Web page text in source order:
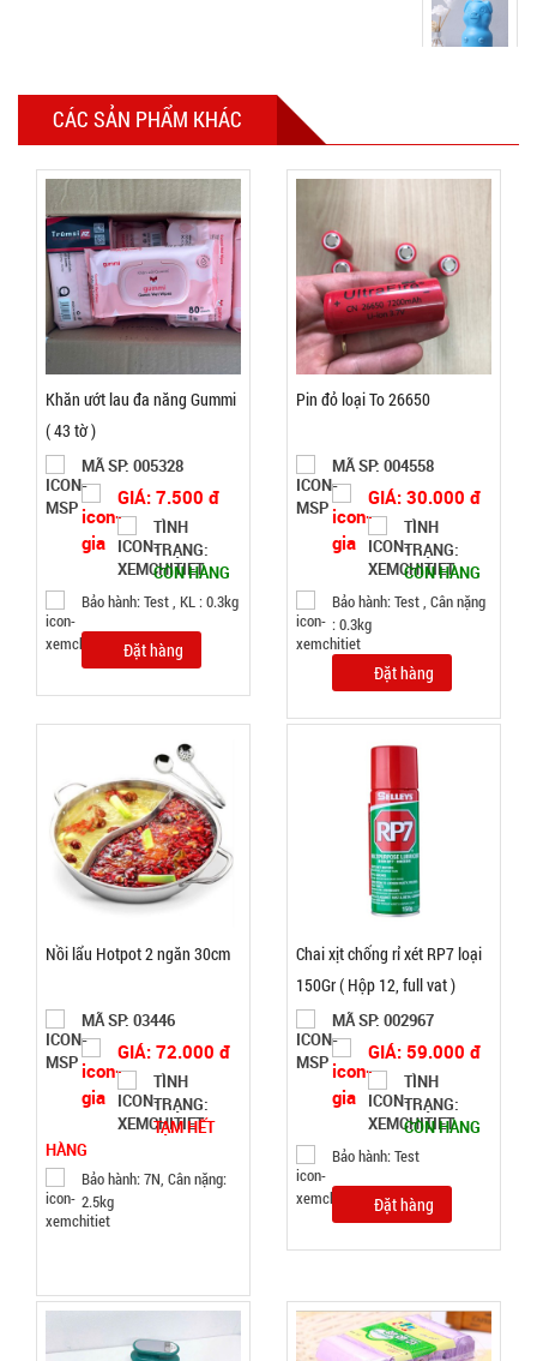
SP:
6.500 đ
hành:
Đặt
hàng
11.500 đ
TRẠNG:
CÒN HÀNG
hành:
CÁC SẢN PHẨM KHÁC
Khăn ướt lau đa năng Gummi
( 43 tờ )
MÃ SP: 005328
GIÁ: 7.500 đ
TÌNH
TRẠNG:
CÒN HÀNG
Bảo hành: Test , KL : 0.3kg
Đặt hàng
Pin đỏ loại To 26650
MÃ SP: 004558
GIÁ: 30.000 đ
TÌNH
TRẠNG:
CÒN HÀNG
Bảo hành: Test , Cân nặng
: 0.3kg
Đặt hàng
Nồi lẩu Hotpot 2 ngăn 30cm
MÃ SP: 03446
GIÁ: 72.000 đ
TÌNH
TRẠNG:
TẠM HẾT
HÀNG
Bảo hành: 7N, Cân nặng:
2.5kg
Chai xịt chống rỉ xét RP7 loại
150Gr ( Hộp 12, full vat )
MÃ SP: 002967
GIÁ: 59.000 đ
TÌNH
TRẠNG:
CÒN HÀNG
Bảo hành: Test
Đặt hàng